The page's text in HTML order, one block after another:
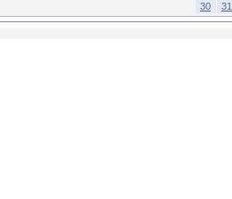
30 31